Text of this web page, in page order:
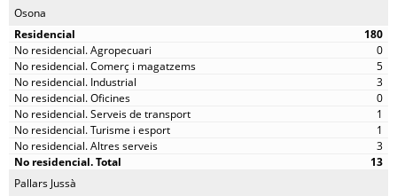
Osona
180
0
5
3
0
1
1
3
13
Pallars Jussà